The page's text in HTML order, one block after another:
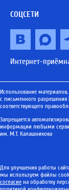
СОЦСЕТИ
Интернет-
Использование
с письменного
соответствующего
Запрещается
информации любыми
им. М.Т. Калашникова
Для улучшения работы
мы используем файлы
согласие на обработку